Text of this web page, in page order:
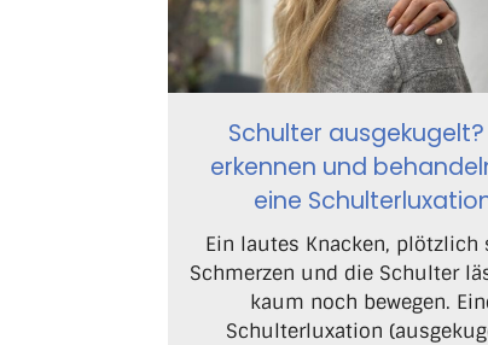
Schulter ausgekugelt?
erkennen und
eine
Ein lautes Knacken, plötzlich
Schmerzen und die Schulter
kaum noch bewegen.
Schulterluxation